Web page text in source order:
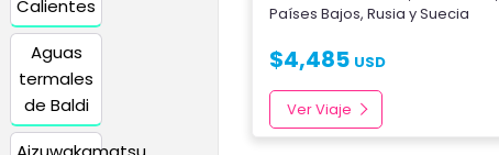
Calientes
Aguas
termales
de Baldi
Países Bajos, Rusia ySuecia
$4,485 USD
Ver Viaje